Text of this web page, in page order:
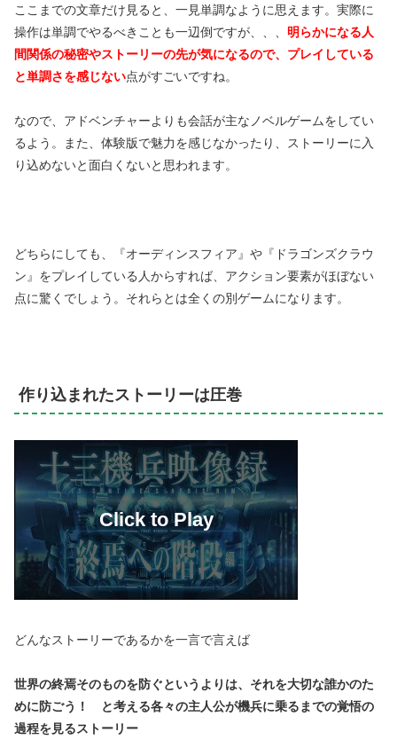
ここまでの文章だけ見ると、一見単調なように思えます。実際に
操作は単調でやるべきことも一辺倒ですが、、、 明らかになる人
間関係の秘密やストーリーの先が気になるので、プレイしている
と単調さを感じない点がすごいですね。
なので、アドベンチャーよりも会話が主なノベルゲームをしてい
るよう。また、体験版で魅力を感じなかったり、ストーリーに入
り込めないと面白くないと思われます。
どちらにしても、『オーディンスフィア』や『ドラゴンズクラウ
ン』をプレイしている人からすれば、アクション要素がほぼない
点に驚くでしょう。それらとは全くの別ゲームになります。
作り込まれたストーリーは圧巻
どんなストーリーであるかを一言で言えば
世界の終焉そのものを防ぐというよりは、それを大切な誰かのた
めに防ごう！ と考える各々の主人公が機兵に乗るまでの覚悟の
過程を見るストーリー